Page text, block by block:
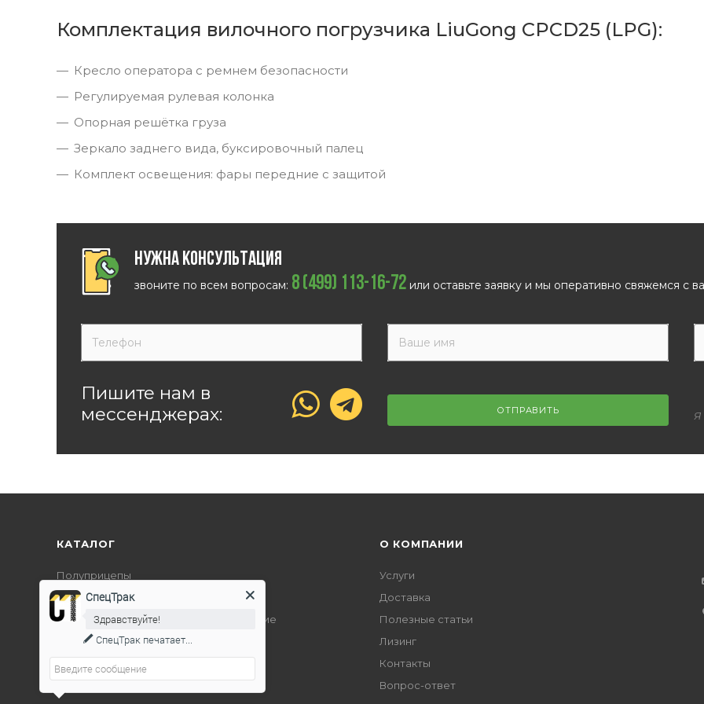
Комплектация вилочного погрузчика LiuGong CPCD25 (LPG):
Кресло оператора с ремнем безопасности
Регулируемая рулевая колонка
Опорная решётка груза
Зеркало заднего вида, буксировочный палец
Комплект освещения: фары передние с защитой
Нужна консультация
звоните по всем вопросам: 8 (499) 113-16-72 или оставьте заявку и мы оперативно свяжемся с
Пишите нам в
мессенджерах:
ОТПРАВИТЬ Я
КАТАЛОГ
Полуприцепы
Дорожно-строительная техника
Подъемно-транспортное оборудование
О КОМПАНИИ
Услуги
Доставка
Полезные статьи
Лизинг
Контакты
Вопрос-ответ
СпецТрак
Здравствуйте!
СпецТрак печатает...